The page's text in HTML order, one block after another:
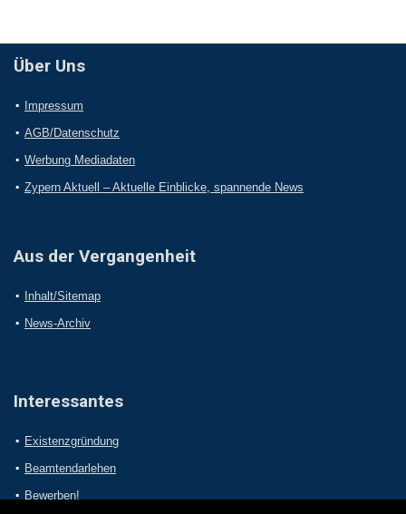
Über Uns
Impressum
AGB/Datenschutz
Werbung Mediadaten
Zypern Aktuell – Aktuelle Einblicke, spannende News
Aus der Vergangenheit
Inhalt/Sitemap
News-Archiv
Interessantes
Existenzgründung
Beamtendarlehen
Bewerben!